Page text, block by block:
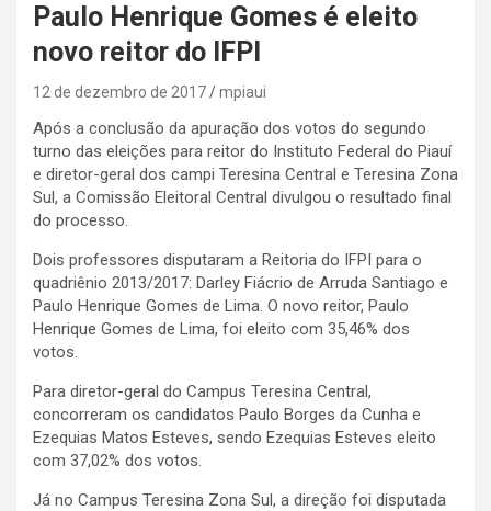
Paulo Henrique Gomes é eleito
novo reitor do IFPI
12 de dezembro de 2017 mpiaui
Após a conclusão da apuração dos votos do segundo
turno das eleições para reitor do Instituto Federal do Piauí
e diretor-geral dos campi Teresina Central e Teresina Zona
Sul, a Comissão Eleitoral Central divulgou o resultado final
do processo.
Dois professores disputaram a Reitoria do IFPI para o
quadriênio 2013/2017: Darley Fiácrio de Arruda Santiago e
Paulo Henrique Gomes de Lima. O novo reitor, Paulo
Henrique Gomes de Lima, foi eleito com 35,46% dos
votos.
Para diretor-geral do Campus Teresina Central,
concorreram os candidatos Paulo Borges da Cunha e
Ezequias Matos Esteves, sendo Ezequias Esteves eleito
com 37,02% dos votos.
Já no Campus Teresina Zona Sul, a direção foi disputada